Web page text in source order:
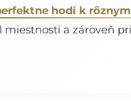
hodí k
a zároveň